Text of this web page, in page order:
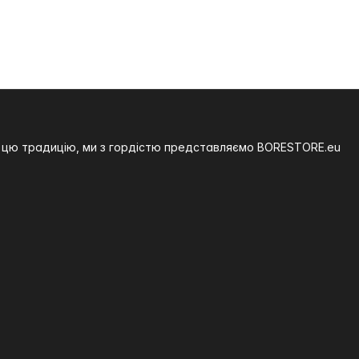
традицію, ми з гордістю представляємо BORESTORE.eu